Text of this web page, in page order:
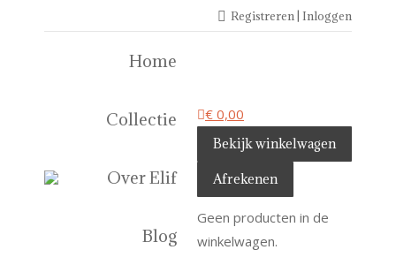
Registreren | Inloggen
Home
Collectie
Over Elif
Blog
€ 0,00
Bekijk winkelwagen
Afrekenen
Geen producten in de
winkelwagen.